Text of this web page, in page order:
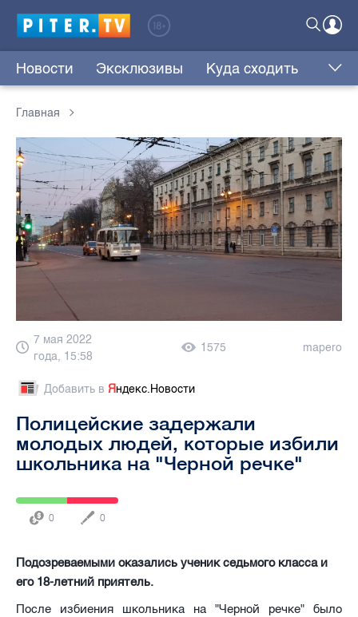
Новости Эксклюзивы Куда сходить
Главная
7 мая 2022
года, 15:58
1575 mapero
Добавить в Яндекс.Новости
Полицейские задержали
молодых людей, которые избили
школьника на "Черной речке"
0 0
Подозреваемыми оказались ученик седьмого класса и
его 18-летний приятель.
После избиения школьника на "Черной речке" было